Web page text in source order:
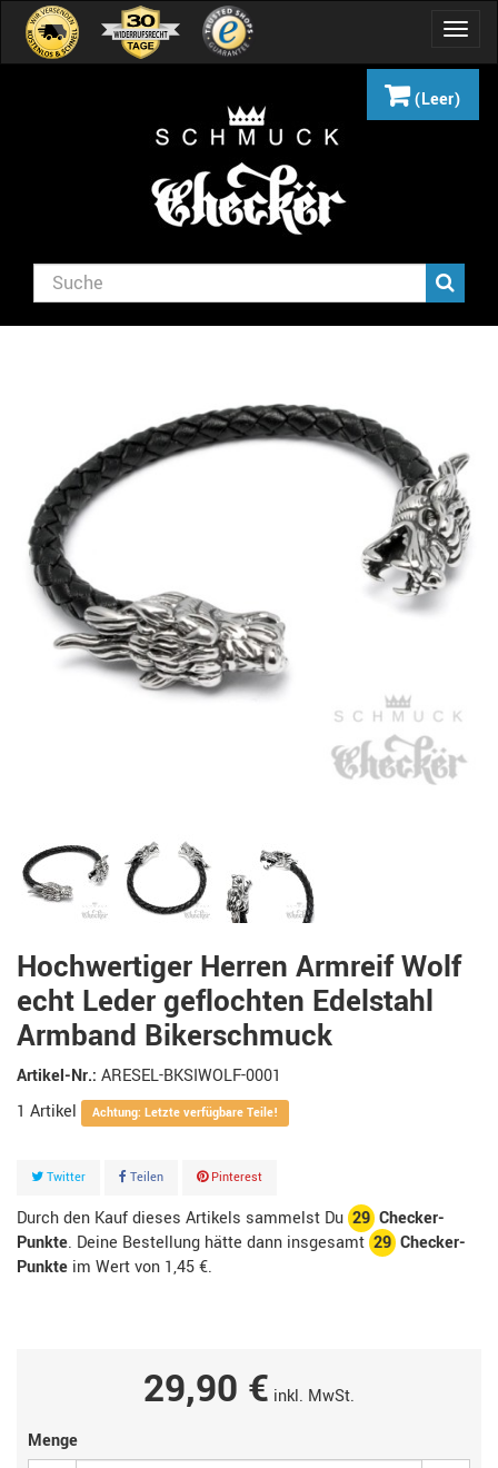
(Leer)
Hochwertiger Herren Armreif Wolf
echt Leder geflochten Edelstahl
Armband Bikerschmuck
Artikel-Nr.: ARESEL-BKSIWOLF-0001
1 Artikel Achtung: Letzte verfügbare Teile!
Twitter Teilen Pinterest
Durch den Kauf dieses Artikels sammelst Du 29 Checker-
Punkte. Deine Bestellung hätte dann insgesamt 29 Checker-
Punkte im Wert von 1,45 €.
29,90 € inkl. MwSt.
Menge